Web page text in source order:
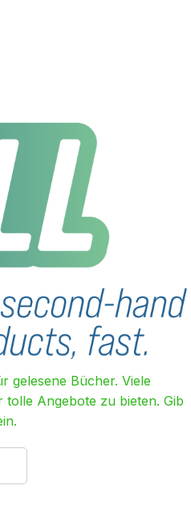
gelesene Bücher. Viele
tolle Angebote zu bieten. Gib